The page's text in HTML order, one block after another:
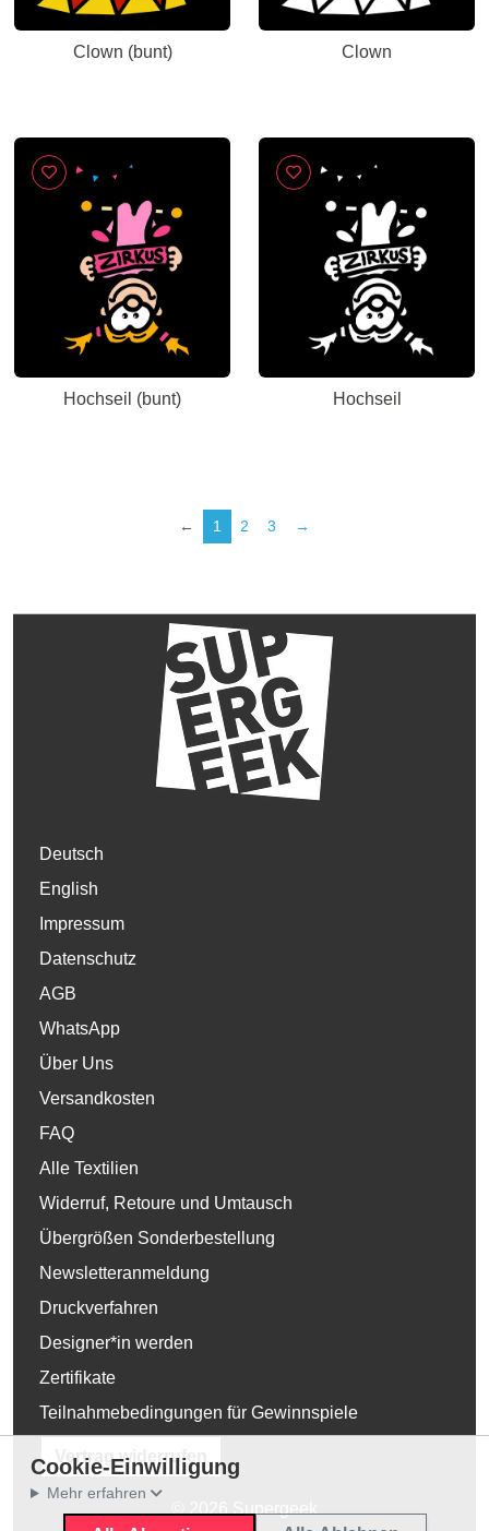
Clown (bunt) Clown
Hochseil (bunt) Hochseil
← 1 2 3 →
Deutsch
English
Impressum
Datenschutz
AGB
WhatsApp
Über Uns
Versandkosten
FAQ
Alle Textilien
Widerruf, Retoure und Umtausch
Übergrößen Sonderbestellung
Newsletteranmeldung
Druckverfahren
Designer*in werden
Zertifikate
Teilnahmebedingungen für Gewinnspiele
Vertrag widerrufen
Cookie-Einwilligung
Mehr erfahren